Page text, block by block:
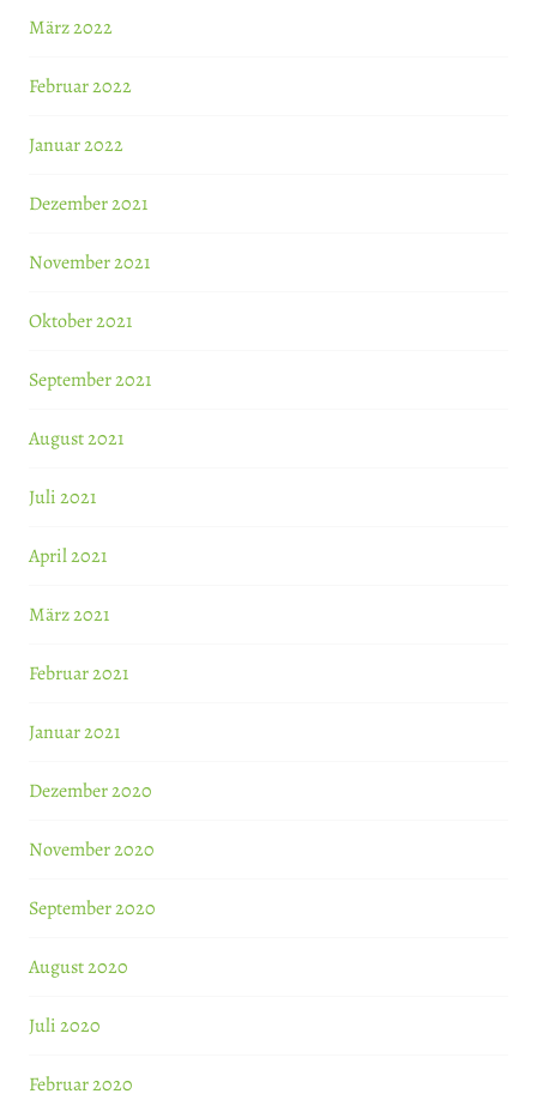
März 2022
Februar 2022
Januar 2022
Dezember 2021
November 2021
Oktober 2021
September 2021
August 2021
Juli 2021
April 2021
März 2021
Februar 2021
Januar 2021
Dezember 2020
November 2020
September 2020
August 2020
Juli 2020
Februar 2020